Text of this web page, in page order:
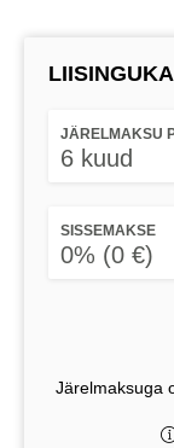
JÄRELMAKSU
6 kuud
SISSEMAKSE
0% (0 €)
Järelmaksuga